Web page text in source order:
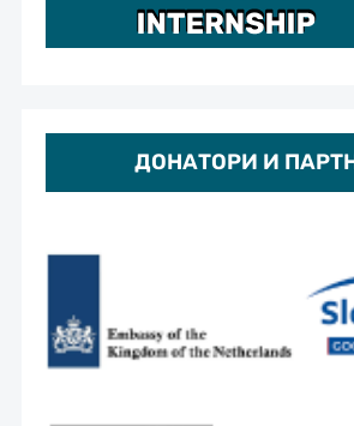
ДОНАТОРИ И